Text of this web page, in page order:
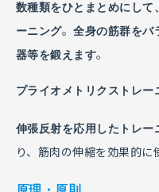
数種類をひとまとめにして
ーニング。全身の筋群をバ
器等を鍛えます。
プライオメトリクストレー
伸張反射を応用したトレー
り、筋肉の伸縮を効果的に